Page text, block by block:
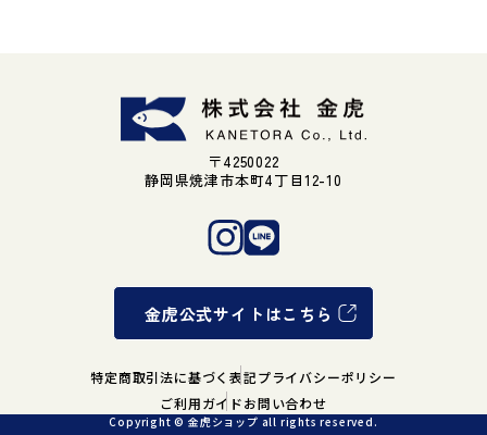
〒4250022
静岡県焼津市本町4丁目12-10
金虎公式サイトはこちら
特定商取引法に基づく表記プライバシーポリシー
ご利用ガイドお問い合わせ
Copyright © 金虎ショップ all rights reserved.